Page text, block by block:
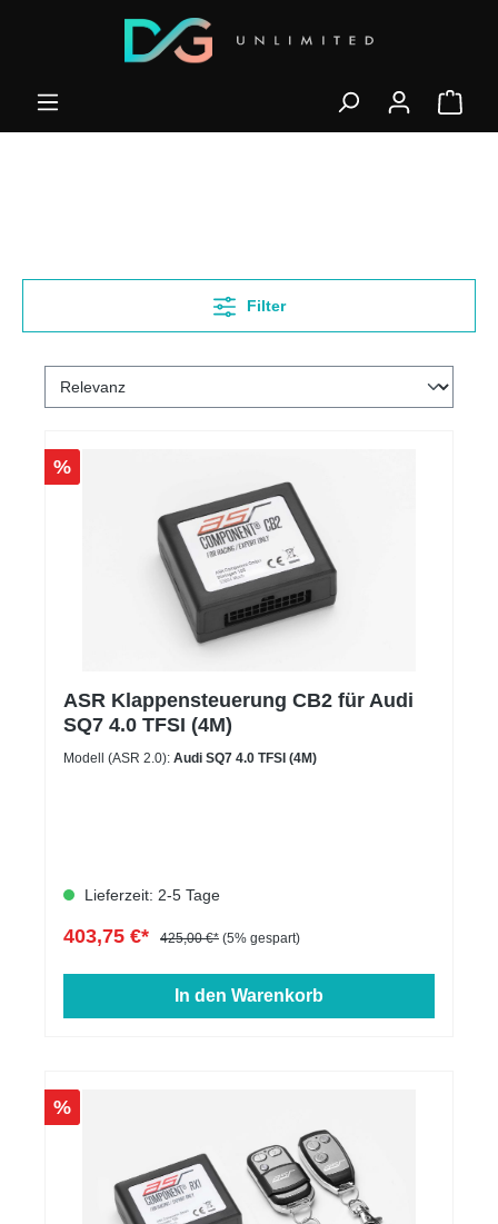
Filter
%
ASR Klappensteuerung CB2 für Audi
SQ7 4.0 TFSI (4M)
Modell (ASR 2.0): Audi SQ7 4.0 TFSI (4M)
Lieferzeit: 2-5 Tage
403,75 €* 425,00 €* (5% gespart)
In den Warenkorb
%